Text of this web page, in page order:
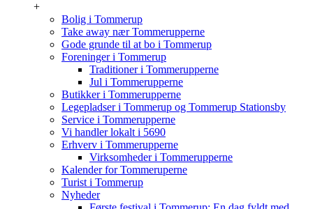
+
Bolig i Tommerup
Take away nær Tommerupperne
Gode grunde til at bo i Tommerup
Foreninger i Tommerup
Traditioner i Tommerupperne
Jul i Tommerupperne
Butikker i Tommerupperne
Legepladser i Tommerup og Tommerup Stationsby
Service i Tommerupperne
Vi handler lokalt i 5690
Erhverv i Tommerupperne
Virksomheder i Tommerupperne
Kalender for Tommeruperne
Turist i Tommerup
Nyheder